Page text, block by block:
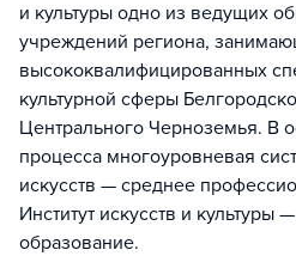
и культуры одно из ведущих
учреждений региона,
высококвалифицированных
культурной сферы
Центрального Черноземья. В
процесса многоуровневая
искусств — среднее
Институт искусств и культуры
образование.